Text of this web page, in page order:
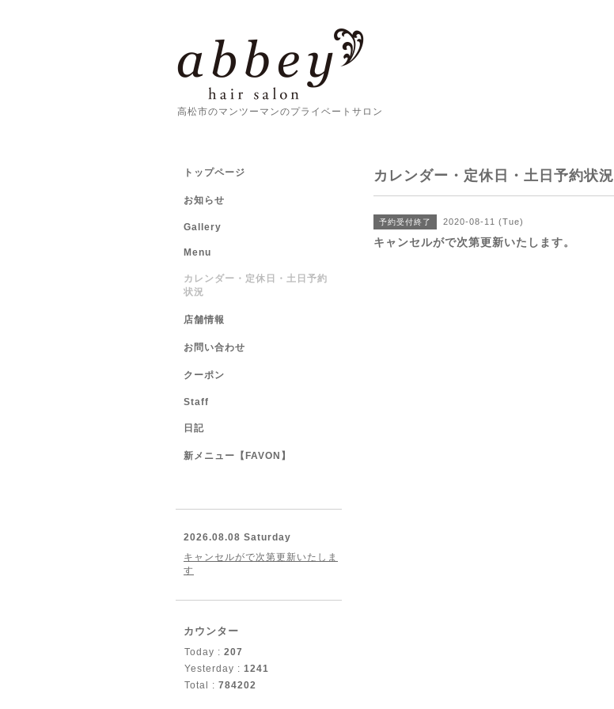
高松市のマンツーマンのプライベートサロン
カレンダー・定休日・土日予約状況
予約受付終了 2020-08-11 (Tue)
キャンセルがで次第更新いたします。
トップページ
お知らせ
Gallery
Menu
カレンダー・定休日・土日予約
状況
店舗情報
お問い合わせ
クーポン
Staff
日記
新メニュー【FAVON】
2026.08.08 Saturday
キャンセルがで次第更新いたしま
す
カウンター
Today : 207
Yesterday : 1241
Total : 784202